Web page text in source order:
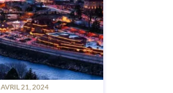
AVRIL 21, 2024